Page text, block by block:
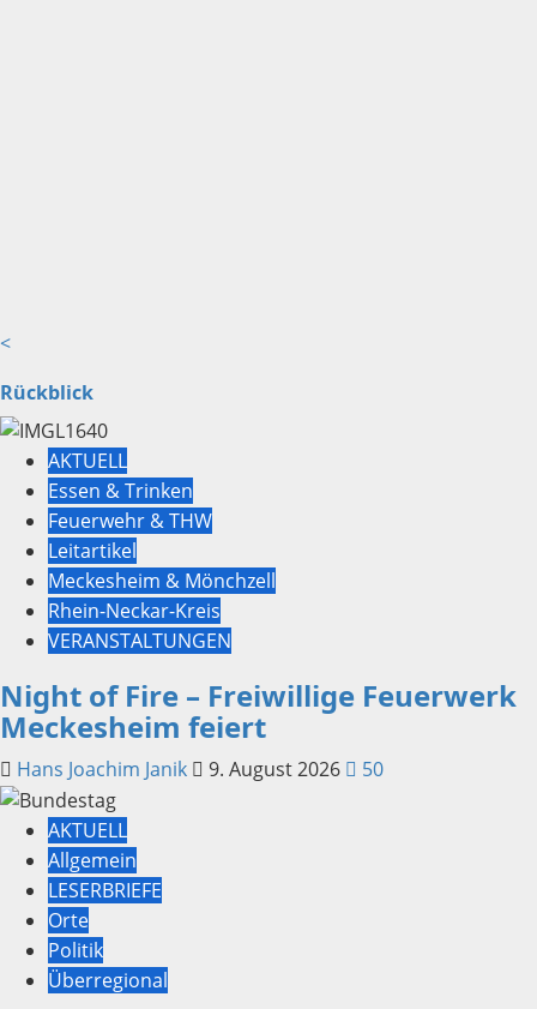
<
Rückblick
AKTUELL
Essen & Trinken
Feuerwehr & THW
Leitartikel
Meckesheim & Mönchzell
Rhein-Neckar-Kreis
VERANSTALTUNGEN
Night of Fire – Freiwillige Feuerwerk
Meckesheim feiert
Hans Joachim Janik 9. August 2026 50
AKTUELL
Allgemein
LESERBRIEFE
Orte
Politik
Überregional